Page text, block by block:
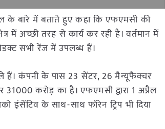
के बारे में बताते हुए कहा कि एफएमसी की
अच्छी तरह से कार्य कर रही है। वर्तमान में
सभी रेंज में उपलब्ध हैं।
हैं। कंपनी के पास 23 सेंटर, 26 मैन्यूफैक्चर
करोड़ का है। एफएमसी द्वारा 1 अप्रैल
के साथ-साथ फॉरेन ट्रिप भी दिया